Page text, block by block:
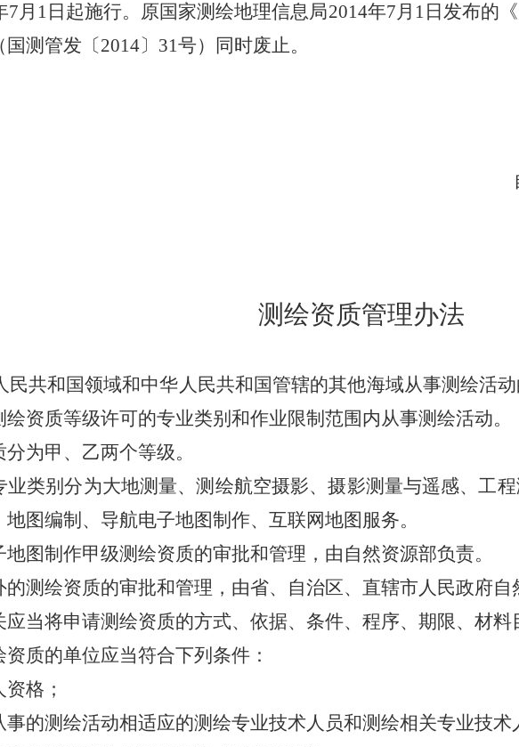
7月 1 日起施行。原国家测绘地理信息局2014年7月 1 日发布的
测管发〔2014〕 31号）同时废止。
自然资源部
测绘资质管理办法
和国领域和中华人民共和国管辖的其他海域从事测绘活动
资质等级许可的专业类别和作业限制范围内从事测绘活动。
甲、乙两个等级。
别分为大地测量、测绘航空摄影、摄影测量与遥感、工程
图编制、导航电子地图制作、互联网地图服务。
制作甲级测绘资质的审批和管理，由自然资源部负责。
绘资质的审批和管理，由省、自治区、直辖市人民政府自
将申请测绘资质的方式、依据、条件、程序、期限、材料
的单位应当符合下列条件：
格；
测绘活动相适应的测绘专业技术人员和测绘相关专业技术